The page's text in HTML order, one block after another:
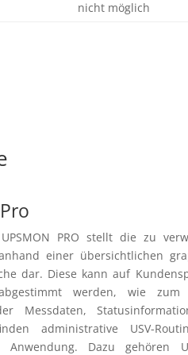
nicht möglich
PRO stellt die zu
einer übersichtlichen
dar. Diese kann auf
werden, wie zum
Messdaten,
administrative USV-
Dazu gehören